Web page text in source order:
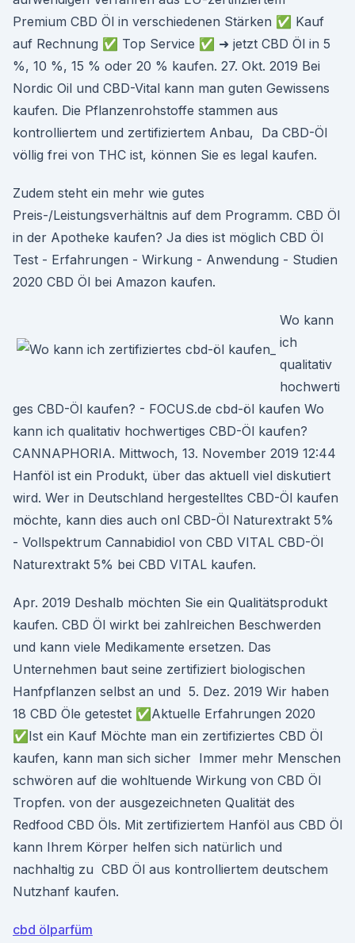
Premium CBD Öl in verschiedenen Stärken ✅ Kauf
auf Rechnung ✅ Top Service ✅ ➜ jetzt CBD Öl in 5
%, 10 %, 15 % oder 20 % kaufen. 27. Okt. 2019 Bei
Nordic Oil und CBD-Vital kann man guten Gewissens
kaufen. Die Pflanzenrohstoffe stammen aus
kontrolliertem und zertifiziertem Anbau, Da CBD-Öl
völlig frei von THC ist, können Sie es legal kaufen.
Zudem steht ein mehr wie gutes
Preis-/Leistungsverhältnis auf dem Programm. CBD Öl
in der Apotheke kaufen? Ja dies ist möglich CBD Öl
Test - Erfahrungen - Wirkung - Anwendung - Studien
2020 CBD Öl bei Amazon kaufen.
Wo kann
ich
qualitativ
hochwerti
ges CBD-Öl kaufen? - FOCUS.de cbd-öl kaufen Wo
kann ich qualitativ hochwertiges CBD-Öl kaufen?
CANNAPHORIA. Mittwoch, 13. November 2019 12:44
Hanföl ist ein Produkt, über das aktuell viel diskutiert
wird. Wer in Deutschland hergestelltes CBD-Öl kaufen
möchte, kann dies auch onl CBD-Öl Naturextrakt 5%
- Vollspektrum Cannabidiol von CBD VITAL CBD-Öl
Naturextrakt 5% bei CBD VITAL kaufen.
Apr. 2019 Deshalb möchten Sie ein Qualitätsprodukt
kaufen. CBD Öl wirkt bei zahlreichen Beschwerden
und kann viele Medikamente ersetzen. Das
Unternehmen baut seine zertifiziert biologischen
Hanfpflanzen selbst an und 5. Dez. 2019 Wir haben
18 CBD Öle getestet ✅Aktuelle Erfahrungen 2020
✅Ist ein Kauf Möchte man ein zertifiziertes CBD Öl
kaufen, kann man sich sicher Immer mehr Menschen
schwören auf die wohltuende Wirkung von CBD Öl
Tropfen. von der ausgezeichneten Qualität des
Redfood CBD Öls. Mit zertifiziertem Hanföl aus CBD Öl
kann Ihrem Körper helfen sich natürlich und
nachhaltig zu CBD Öl aus kontrolliertem deutschem
Nutzhanf kaufen.
cbd ölparfüm